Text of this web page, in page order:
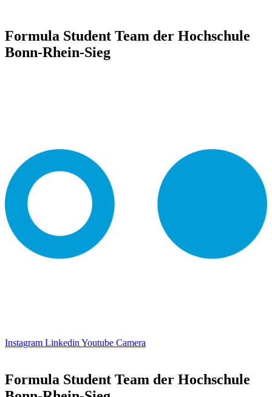
Formula Student Team der Hochschule
Bonn-Rhein-Sieg
Instagram Linkedin Youtube Camera
Formula Student Team der Hochschule